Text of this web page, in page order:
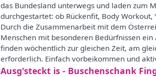
das Bundesland unterwegs und laden zum
durchgestartet: ob Rückenfit, Body
Durch die Zusammenarbeit mit dem
Menschen mit besonderen Bedürfnissen
finden wöchentlich zur gleichen Zeit, am
erforderlich. Einfach vorbeikommen und
Ausg'steckt is - Buschenschank